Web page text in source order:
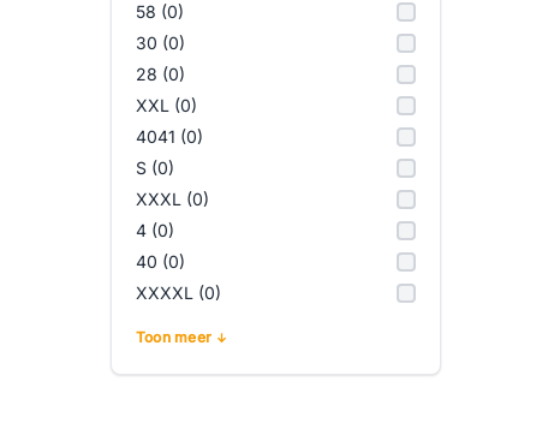
58 (0)
30 (0)
28 (0)
XXL (0)
4041 (0)
S (0)
XXXL (0)
4 (0)
40 (0)
XXXXL (0)
Toon meer